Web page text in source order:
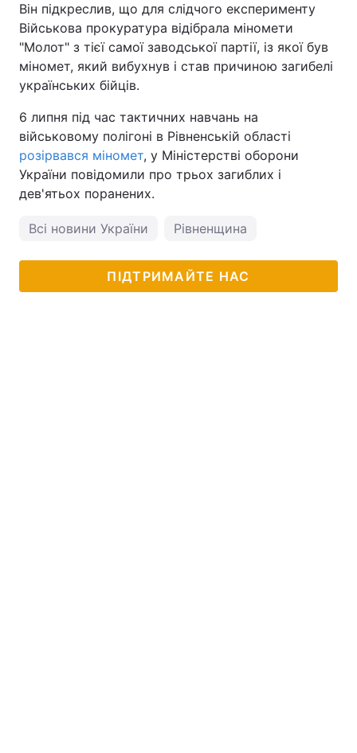
Він підкреслив, що для слідчого експерименту
Військова прокуратура відібрала міномети
"Молот" з тієї самої заводської партії, із якої був
міномет, який вибухнув і став причиною загибелі
українських бійців.
6 липня під час тактичних навчань на
військовому полігоні в Рівненській області
розірвався міномет, у Міністерстві оборони
України повідомили про трьох загиблих і
дев'ятьох поранених.
Всі новини України Рівненщина
ПІДТРИМАЙТЕ НАС